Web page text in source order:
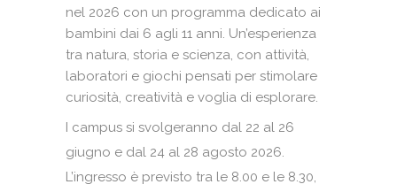
nel 2026 con un programma dedicato ai
bambini dai 6 agli 11 anni. Un’esperienza
tra natura, storia e scienza, con attività,
laboratori e giochi pensati per stimolare
curiosità, creatività e voglia di esplorare.
I campus si svolgeranno dal 22 al 26
giugno e dal 24 al 28 agosto 2026.
L’ingresso è previsto tra le 8.00 e le 8.30,